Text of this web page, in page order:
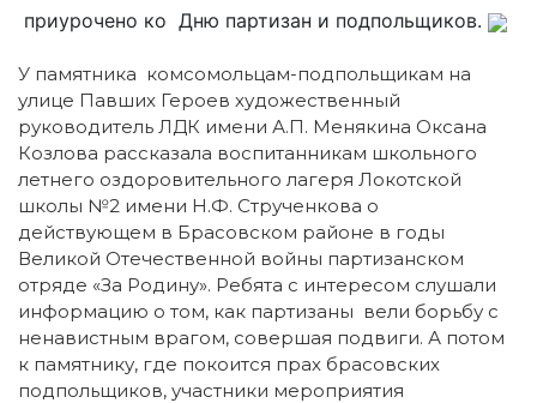
приурочено ко Дню партизан и подпольщиков.
У памятника комсомольцам-подпольщикам на
улице Павших Героев художественный
руководитель ЛДК имени А.П. Менякина Оксана
Козлова рассказала воспитанникам школьного
летнего оздоровительного лагеря Локотской
школы №2 имени Н.Ф. Струченкова о
действующем в Брасовском районе в годы
Великой Отечественной войны партизанском
отряде «За Родину». Ребята с интересом слушали
информацию о том, как партизаны вели борьбу с
ненавистным врагом, совершая подвиги. А потом
к памятнику, где покоится прах брасовских
подпольщиков, участники мероприятия